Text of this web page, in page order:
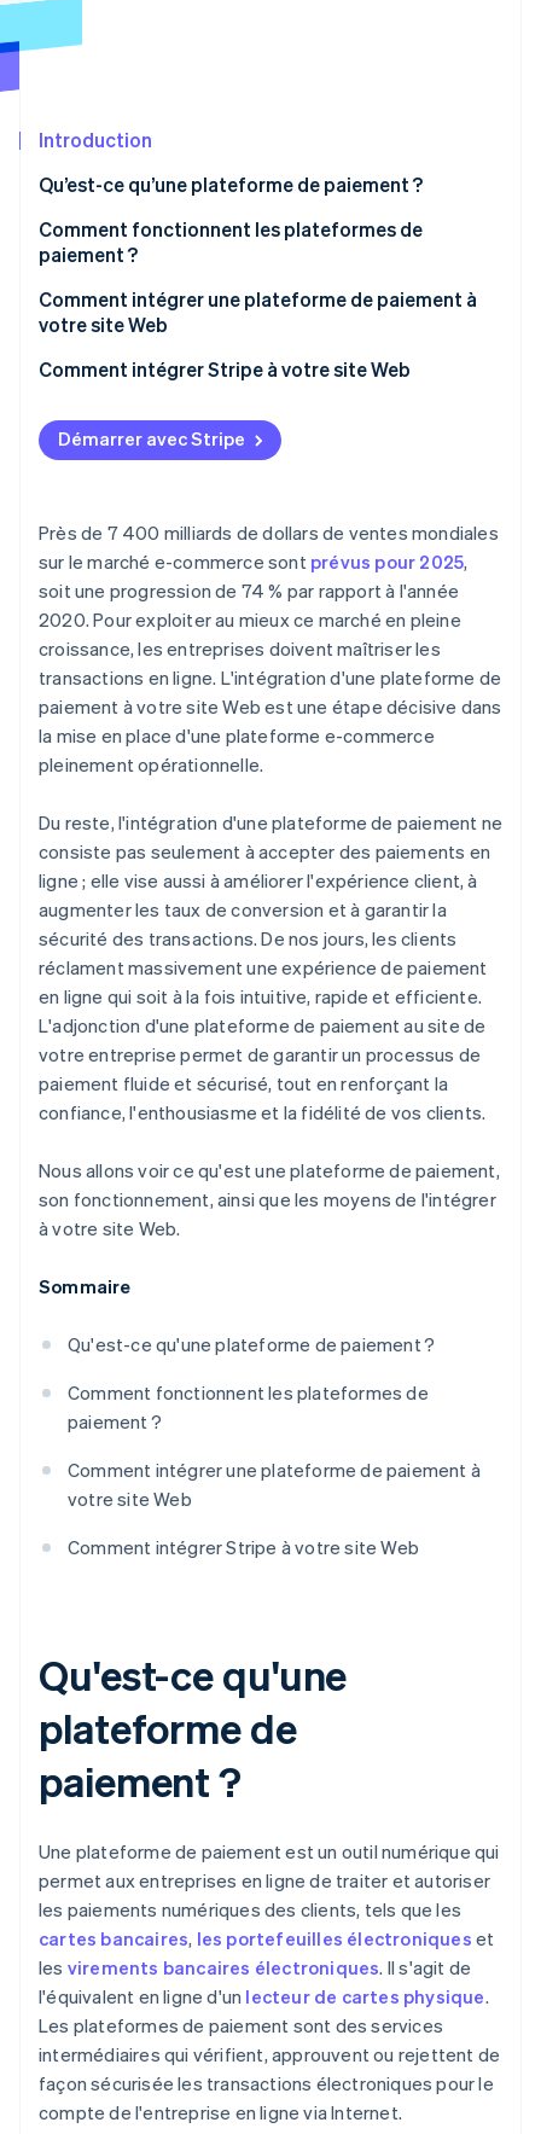
Radar
Constitution de start-up
Élimination du carbone
Identity
Vérification de l'identité
Regarder la vidéo
Stripe App Marketplace
Introduction
Qu’est-ce qu’une plateforme de paiement ?
Comment fonctionnent les plateformes de
paiement ?
Comment intégrer une plateforme de paiement à
votre site Web
1. Choisissez une plateforme de paiement
2. Souscrivez un compte marchand
3. Obtenez des clés API
Web
5. Testez la plateforme de paiement
6. Mettez votre site en ligne
Comment intégrer Stripe à votre site Web
1. Créez un compte Stripe
2. Obtenez des clés API
4. Intégrez Stripe à votre site Web
5. Mise en place d’un composant endpoint côté
serveur
6. Collectez les données de paiement côté client
7. Transmettez les informations de paiement à
votre serveur
8. Traitez le paiement côté serveur
9. Traitez la réponse et actualisez votre site
10. Traitez les erreurs et les cas particuliers
11. Testez l’intégration
12. Mettez votre site en ligne
Démarrer avec Stripe
Près de 7 400 milliards de dollars de ventes mondiales
sur le marché e-commerce sont prévus pour 2025,
soit une progression de 74 % par rapport à l'année
2020. Pour exploiter au mieux ce marché en pleine
croissance, les entreprises doivent maîtriser les
transactions en ligne. L'intégration d'une plateforme de
paiement à votre site Web est une étape décisive dans
la mise en place d'une plateforme e-commerce
pleinement opérationnelle.
Du reste, l'intégration d'une plateforme de paiement ne
consiste pas seulement à accepter des paiements en
ligne ; elle vise aussi à améliorer l'expérience client, à
augmenter les taux de conversion et à garantir la
sécurité des transactions. De nos jours, les clients
réclament massivement une expérience de paiement
en ligne qui soit à la fois intuitive, rapide et efficiente.
L'adjonction d'une plateforme de paiement au site de
votre entreprise permet de garantir un processus de
paiement fluide et sécurisé, tout en renforçant la
confiance, l'enthousiasme et la fidélité de vos clients.
Nous allons voir ce qu'est une plateforme de paiement,
son fonctionnement, ainsi que les moyens de l'intégrer
à votre site Web.
Sommaire
Qu'est-ce qu'une plateforme de paiement ?
Comment fonctionnent les plateformes de
paiement ?
Comment intégrer une plateforme de paiement à
votre site Web
Comment intégrer Stripe à votre site Web
Qu'est-ce qu'une
plateforme de
paiement ?
Une plateforme de paiement est un outil numérique qui
permet aux entreprises en ligne de traiter et autoriser
les paiements numériques des clients, tels que les
cartes bancaires, les portefeuilles électroniques et
les virements bancaires électroniques. Il s'agit de
l'équivalent en ligne d'un lecteur de cartes physique.
Les plateformes de paiement sont des services
intermédiaires qui vérifient, approuvent ou rejettent de
façon sécurisée les transactions électroniques pour le
compte de l'entreprise en ligne via Internet.